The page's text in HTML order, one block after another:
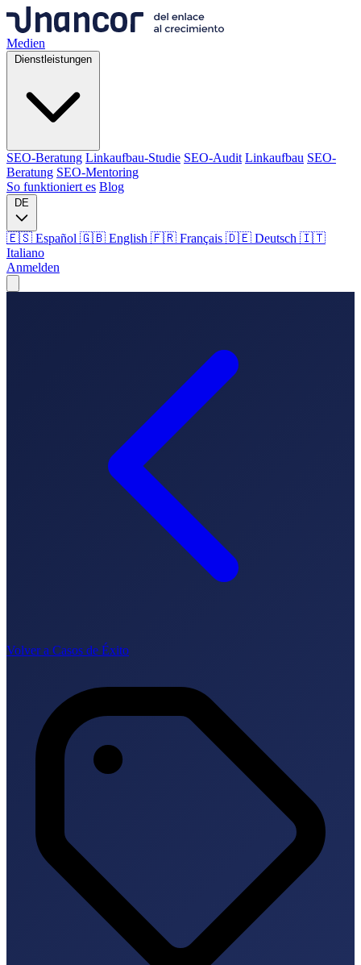
Medien
Dienstleistungen
SEO-Beratung Linkaufbau-Studie SEO-Audit Linkaufbau SEO-
Beratung SEO-Mentoring
So funktioniert es Blog
DE
🇪🇸 Español 🇬🇧 English 🇫🇷 Français 🇩🇪 Deutsch 🇮🇹
Italiano
Anmelden
Linkaufbau-Studie SEO-Audit
SEO-Mentoring
Blog
🇫🇷 FR 🇩🇪 DE
Volver a Casos de Éxito